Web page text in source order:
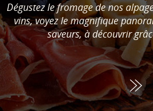
Dégustez le fromage de nos
vins, voyez le magnifique
saveurs, à découvrir